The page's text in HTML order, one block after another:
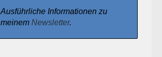
Ausführliche Informationen zu
meinem Newsletter.